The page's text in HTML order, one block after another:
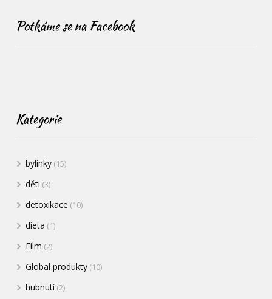
Potkáme se na Facebook
Kategorie
bylinky (15)
děti (3)
detoxikace (10)
dieta (1)
Film (2)
Global produkty (10)
hubnutí(2)